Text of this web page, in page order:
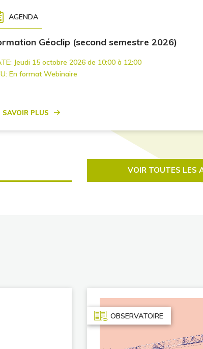
AGENDA
Géoclip (second semestre 2026)
Jeudi 15 octobre 2026 de 10:00 à 12:00
En format Webinaire
savoir plus
VOIR TOUTES LES
OBSERVATOIRE